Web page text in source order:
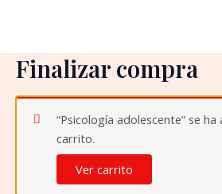
Finalizar compra
“Psicología adolescente” se
carrito.
Ver carrito